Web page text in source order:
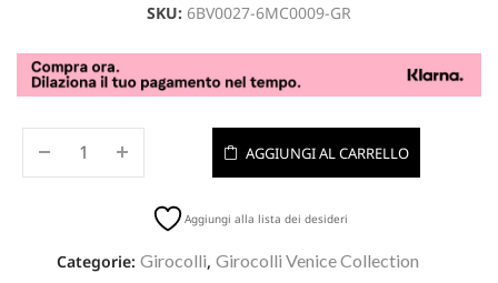
SKU: 6BV0027-6MC0009-GR
AGGIUNGI AL CARRELLO
Aggiungi alla lista dei desideri
Categorie: Girocolli, Girocolli Venice Collection